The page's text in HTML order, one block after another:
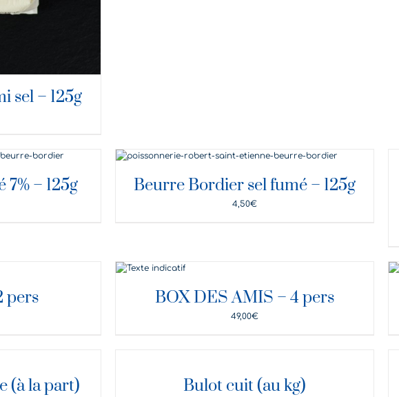
sel – 125g
– 125g
DÉTAILS
Beurre Bordier sel fumé – 125g
4,50€
pers
DÉTAILS
BOX DES AMIS – 4 pers
49,00€
(à la part) Bulot cuit (au kg)